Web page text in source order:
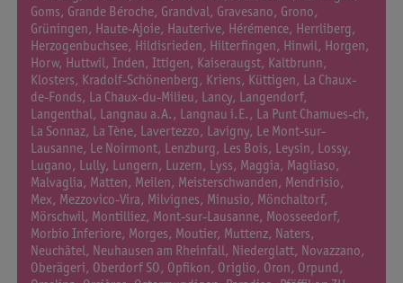
Goms, Grande Béroche, Grandval, Gravesano, Grono,
Grüningen, Haute-Ajoie, Hauterive, Hérémence, Herrliberg,
Herzogenbuchsee, Hildisrieden, Hilterfingen, Hinwil, Horgen,
Horw, Huttwil, Inden, Ittigen, Kaiseraugst, Kaltbrunn,
Klosters, Kradolf-Schönenberg, Kriens, Küttigen, La Chaux-
de-Fonds, La Chaux-du-Milieu, Lancy, Langendorf,
Langenthal, Langnau a.A., Langnau i.E., La Punt Chamues-ch,
La Sonnaz, La Tène, Lavertezzo, Lavigny, Le Mont-sur-
Lausanne, Le Noirmont, Lenzburg, Les Bois, Leysin, Lossy,
Lugano, Lully, Lungern, Luzern, Lyss, Maggia, Magliaso,
Malvaglia, Matten, Meilen, Meisterschwanden, Mendrisio,
Mex, Mezzovico-Vira, Milvignes, Minusio, Mönchaltorf,
Mörschwil, Montilliez, Mont-sur-Lausanne, Moosseedorf,
Morbio Inferiore, Morges, Moutier, Muttenz, Naters,
Neuchâtel, Neuhausen am Rheinfall, Niederglatt, Novazzano,
Oberägeri, Oberdorf SO, Opfikon, Origlio, Oron, Orpund,